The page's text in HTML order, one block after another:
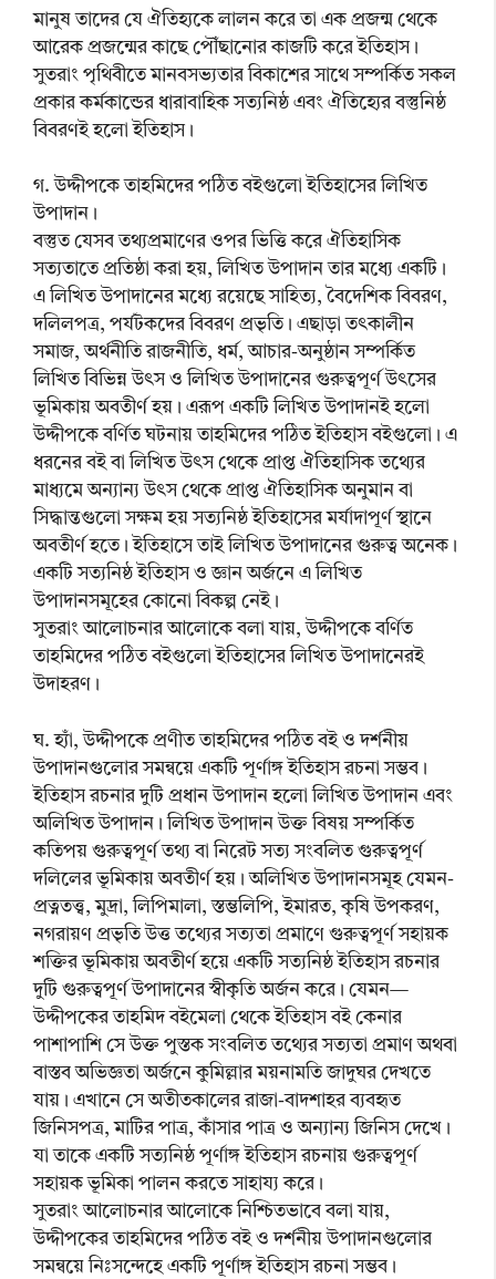
মানুষ তাদের যে ঐতিহ্যকে লালন করে তা এক প্রজন্ম থেকে
আরেক প্রজন্মের কাছে পৌঁছানোর কাজটি করে ইতিহাস।
সুতরাং পৃথিবীতে মানবসভ্যতার বিকাশের সাথে সম্পর্কিত সকল
প্রকার কর্মকান্ডের ধারাবাহিক সত্যনিষ্ঠ এবং ঐতিহ্যের বস্তুনিষ্ঠ
বিবরণই হলো ইতিহাস।
গ. উদ্দীপকে তাহমিদের পঠিত বইগুলো ইতিহাসের লিখিত
উপাদান।
বস্তুত যেসব তথ্যপ্রমাণের ওপর ভিত্তি করে ঐতিহাসিক
সত্যতাতে প্রতিষ্ঠা করা হয়, লিখিত উপাদান তার মধ্যে একটি।
এ লিখিত উপাদানের মধ্যে রয়েছে সাহিত্য, বৈদেশিক বিবরণ,
দলিলপত্র, পর্যটকদের বিবরণ প্রভৃতি। এছাড়া তৎকালীন
সমাজ, অর্থনীতি রাজনীতি, ধর্ম, আচার-অনুষ্ঠান সম্পর্কিত
লিখিত বিভিন্ন উৎস ও লিখিত উপাদানের গুরুত্বপূর্ণ উৎসের
ভূমিকায় অবতীর্ণ হয়। এরূপ একটি লিখিত উপাদানই হলো
উদ্দীপকে বর্ণিত ঘটনায় তাহমিদের পঠিত ইতিহাস বইগুলো। এ
ধরনের বই বা লিখিত উৎস থেকে প্রাপ্ত ঐতিহাসিক তথ্যের
মাধ্যমে অন্যান্য উৎস থেকে প্রাপ্ত ঐতিহাসিক অনুমান বা
সিদ্ধান্তগুলো সক্ষম হয় সত্যনিষ্ঠ ইতিহাসের মর্যাদাপূর্ণ স্থানে
অবতীর্ণ হতে। ইতিহাসে তাই লিখিত উপাদানের গুরুত্ব অনেক।
একটি সত্যনিষ্ঠ ইতিহাস ও জ্ঞান অর্জনে এ লিখিত
উপাদানসমূহের কোনো বিকল্প নেই।
সুতরাং আলোচনার আলোকে বলা যায়, উদ্দীপকে বর্ণিত
তাহমিদের পঠিত বইগুলো ইতিহাসের লিখিত উপাদানেরই
উদাহরণ।
ঘ. হ্যাঁ, উদ্দীপকে প্রণীত তাহমিদের পঠিত বই ও দর্শনীয়
উপাদানগুলোর সমন্বয়ে একটি পূর্ণাঙ্গ ইতিহাস রচনা সম্ভব।
ইতিহাস রচনার দুটি প্রধান উপাদান হলো লিখিত উপাদান এবং
অলিখিত উপাদান। লিখিত উপাদান উক্ত বিষয় সম্পর্কিত
কতিপয় গুরুত্বপূর্ণ তথ্য বা নিরেট সত্য সংবলিত গুরুত্বপূর্ণ
দলিলের ভূমিকায় অবতীর্ণ হয়। অলিখিত উপাদানসমূহ যেমন-
প্রত্নতত্ত্ব, মুদ্রা, লিপিমালা, স্তম্ভলিপি, ইমারত, কৃষি উপকরণ,
নগরায়ণ প্রভৃতি উত্ত তথ্যের সত্যতা প্রমাণে গুরুত্বপূর্ণ সহায়ক
শক্তির ভূমিকায় অবতীর্ণ হয়ে একটি সত্যনিষ্ঠ ইতিহাস রচনার
দুটি গুরুত্বপূর্ণ উপাদানের স্বীকৃতি অর্জন করে। যেমন—
উদ্দীপকের তাহমিদ বইমেলা থেকে ইতিহাস বই কেনার
পাশাপাশি সে উক্ত পুস্তক সংবলিত তথ্যের সত্যতা প্রমাণ অথবা
বাস্তব অভিজ্ঞতা অর্জনে কুমিল্লার ময়নামতি জাদুঘর দেখতে
যায়। এখানে সে অতীতকালের রাজা-বাদশাহর ব্যবহৃত
জিনিসপত্র, মাটির পাত্র, কাঁসার পাত্র ও অন্যান্য জিনিস দেখে।
যা তাকে একটি সত্যনিষ্ঠ পূর্ণাঙ্গ ইতিহাস রচনায় গুরুত্বপূর্ণ
সহায়ক ভূমিকা পালন করতে সাহায্য করে।
সুতরাং আলোচনার আলোকে নিশ্চিতভাবে বলা যায়,
উদ্দীপকের তাহমিদের পঠিত বই ও দর্শনীয় উপাদানগুলোর
সমন্বয়ে নিঃসন্দেহে একটি পূর্ণাঙ্গ ইতিহাস রচনা সম্ভব।